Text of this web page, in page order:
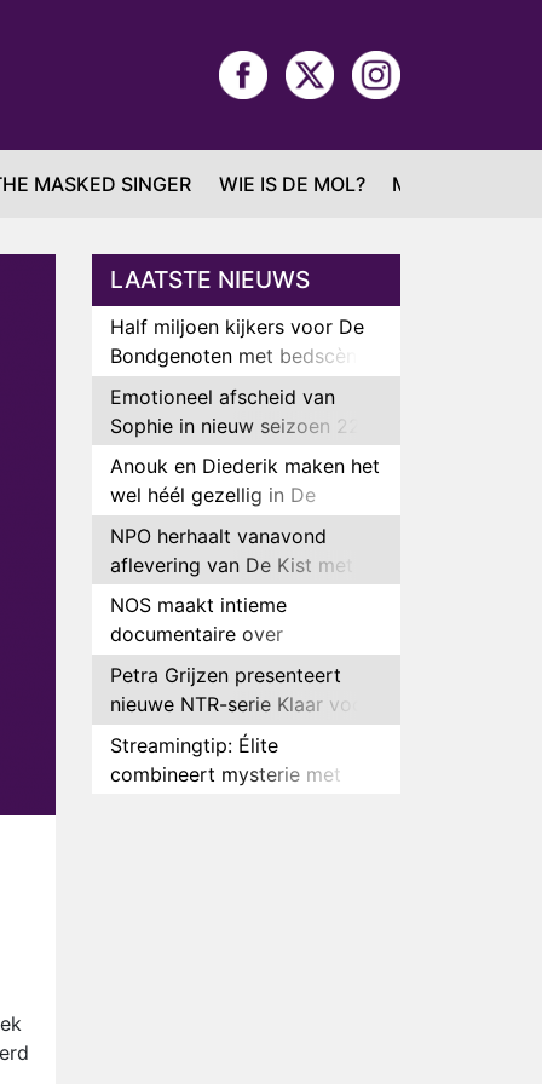
MASKED SINGER WIE IS DE MOL? MAFS
LAATSTE NIEUWS
Half miljoen kijkers voor De
Bondgenoten met bedscène
van Anouk en Diederik
Emotioneel afscheid van
Sophie in nieuw seizoen 22
Kids and Counting
Anouk en Diederik maken het
wel héél gezellig in De
Bondgenoten
NPO herhaalt vanavond
aflevering van De Kist met
Peter Faber
NOS maakt intieme
documentaire over
hockeyster Yibbi Jansen
Petra Grijzen presenteert
nieuwe NTR-serie Klaar voor
de oorlog
Streamingtip: Élite
combineert mysterie met